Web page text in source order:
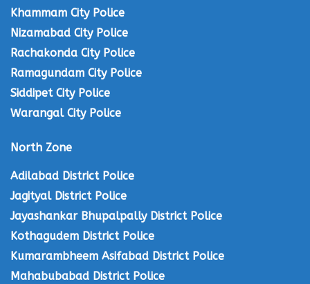
Khammam City Police
Nizamabad City Police
Rachakonda City Police
Ramagundam City Police
Siddipet City Police
Warangal City Police
North Zone
Adilabad District Police
Jagityal District Police
Jayashankar Bhupalpally District Police
Kothagudem District Police
Kumarambheem Asifabad District Police
Mahabubabad District Police